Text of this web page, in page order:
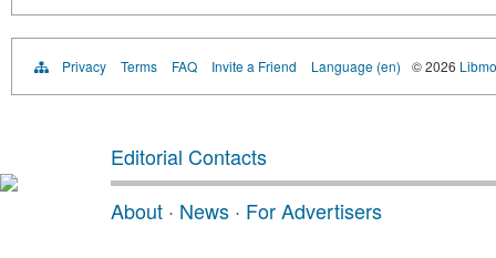
Privacy Terms FAQ Invite a Friend Language (en) © 2026
Editorial Contacts
About · News · For Advertisers